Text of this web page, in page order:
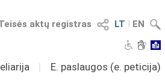
LT I EN
aktų registras
I E. paslaugos (e. peticija)